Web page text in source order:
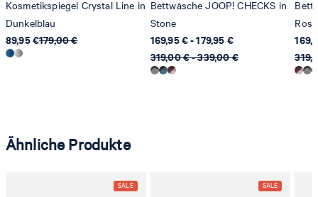
Kosmetikspiegel Crystal Line in
Dunkelblau
89,95 €179,00 €
Bettwäsche JOOP! CHECKS in
Stone
169,95 € - 179,95 €
319,00 € - 339,00 €
Rose
Ähnliche Produkte